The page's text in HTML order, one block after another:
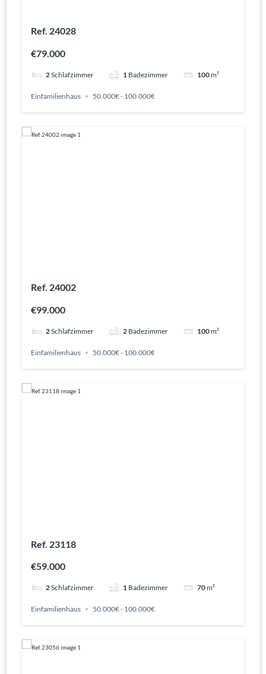
Ref. 24028
€79.000
2Schlafzimmer 1 Badezimmer 100m²
Einfamilienhaus 50.000€ - 100.000€
Ref. 24002
€99.000
2Schlafzimmer 2 Badezimmer 100m²
Einfamilienhaus 50.000€ - 100.000€
Ref. 23118
€59.000
2Schlafzimmer 1 Badezimmer 70m²
Einfamilienhaus 50.000€ - 100.000€